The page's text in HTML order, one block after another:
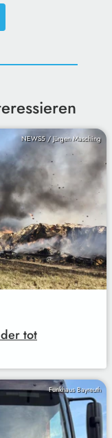
NEWS5 / Jürgen Masching
tot
Funkhaus Bayreuth